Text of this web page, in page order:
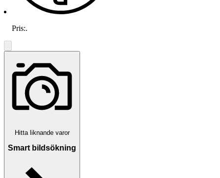
Pris:.
Hitta liknande varor
Smart bildsökning